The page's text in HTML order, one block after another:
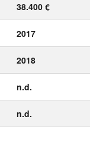
38.400 €
2017
2018
n.d.
n.d.